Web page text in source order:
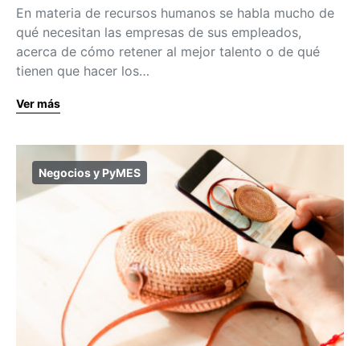
En materia de recursos humanos se habla mucho de
qué necesitan las empresas de sus empleados,
acerca de cómo retener al mejor talento o de qué
tienen que hacer los…
Ver más
Negocios y PyMES